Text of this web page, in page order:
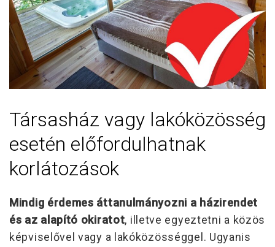
Társasház vagy lakóközösség
esetén előfordulhatnak
korlátozások
Mindig érdemes áttanulmányozni a házirendet
és az alapító okiratot, illetve egyeztetni a közös
képviselővel vagy a lakóközösséggel. Ugyanis